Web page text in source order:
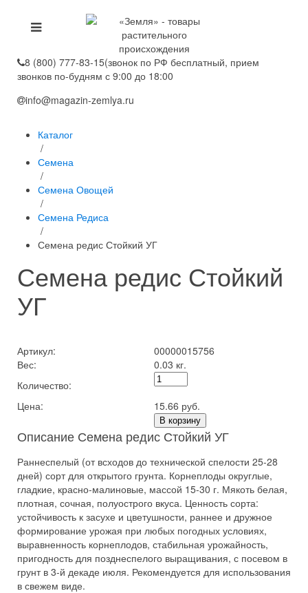
8 (800) 777-83-15(звонок по РФ бесплатный, прием
звонков по-будням с 9:00 до 18:00
info@magazin-zemlya.ru
Каталог
/
Семена
/
Семена Овощей
/
Семена Редиса
/
Семена редис Стойкий УГ
Семена редис Стойкий
УГ
Артикул:
00000015756
Вес:
0.03 кг.
Количество:
Цена:
15.66 руб.
В корзину
Описание Семена редис Стойкий УГ
Раннеспелый (от всходов до технической спелости 25-28
дней) сорт для открытого грунта. Корнеплоды округлые,
гладкие, красно-малиновые, массой 15-30 г. Мякоть белая,
плотная, сочная, полуострого вкуса. Ценность сорта:
устойчивость к засухе и цветушности, раннее и дружное
формирование урожая при любых погодных условиях,
выравненность корнеплодов, стабильная урожайность,
пригодность для позднеспелого выращивания, с посевом в
грунт в 3-й декаде июля. Рекомендуется для использования
в свежем виде.